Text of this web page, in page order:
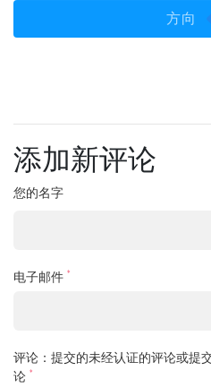
方向
添加新评论
您的名字
电子邮件 *
评论：提交的未经认证的评论或提
论 *